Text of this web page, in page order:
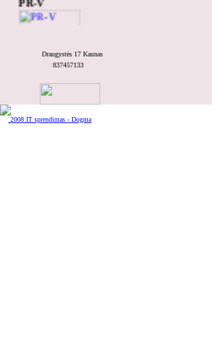
Draugystės 17 Kaunas
837457133
2008 IT sprendimas - Dogma